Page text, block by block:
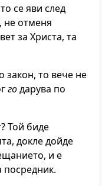
се яви след
не отменя
за Христа, та
закон, то вече не
годарува по
Той биде
докле дойде
и е
посредник.